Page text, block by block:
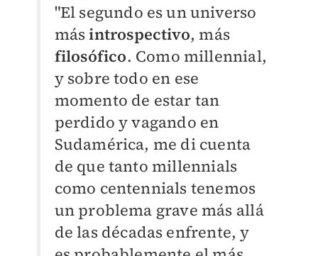
"El segundo es un universo
másintrospectivo, más
filosófico. Como millennial,
y sobre todo en ese
momento de estar tan
perdido y vagando en
Sudamérica, me di cuenta
de que tanto millennials
como centennials tenemos
un problema grave más allá
de las décadas enfrente, y